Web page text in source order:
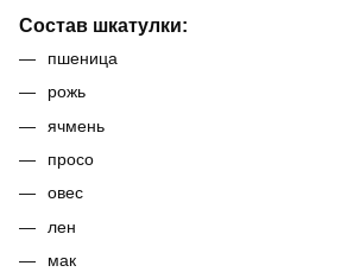
Состав шкатулки:
пшеница
рожь
ячмень
просо
овес
лен
мак